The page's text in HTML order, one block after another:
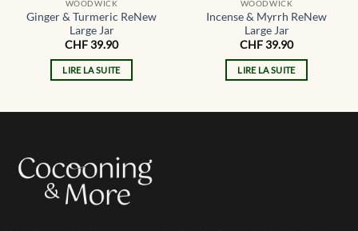
WOODWICK
Ginger & Turmeric ReNew
Large Jar
CHF39.90
LIRE LA SUITE
WOODWICK
Incense & Myrrh ReNew
Large Jar
CHF39.90
LIRE LA SUITE